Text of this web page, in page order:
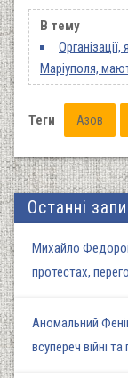
В тему
Маріуполя,
Теги Азов
Останні
Михайло
протестах,
Аномальний
всупереч війні